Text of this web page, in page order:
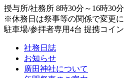
授与所/社務所 8時30分～16時30
※休務日は祭事等の関係で変更に
駐車場/参拝者専用4台 提携コイ
社務日誌
お知らせ
廣田神社について